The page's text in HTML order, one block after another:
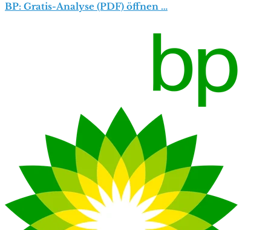
BP: Gratis-Analyse (PDF) öffnen …